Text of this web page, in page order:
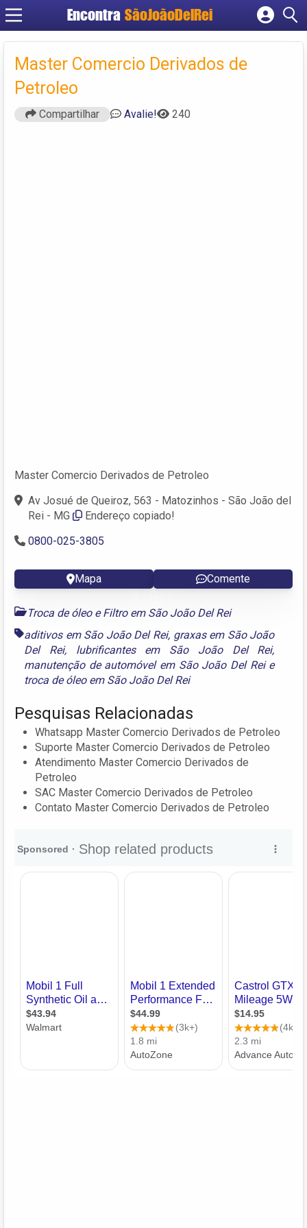
Encontra SãoJoãoDelRei
Cadastrar empresa
Criar conta
Master Comercio Derivados de
Petroleo
Compartilhar Avalie! 240
Master Comercio Derivados de Petroleo
Av Josué de Queiroz, 563 - Matozinhos - São João del
Rei - MG
Endereço copiado!
0800-025-3805
Mapa Comente
Troca de óleo e Filtro em São João Del Rei
aditivos em São João Del Rei, graxas em São João
Del Rei, lubrificantes em São João Del Rei,
manutenção de automóvel em São João Del Reie
troca de óleo em São João Del Rei
Pesquisas Relacionadas
Whatsapp Master Comercio Derivados de Petroleo
Suporte Master Comercio Derivados de Petroleo
Atendimento Master Comercio Derivados de
Petroleo
SAC Master Comercio Derivados de Petroleo
Contato Master Comercio Derivados de Petroleo